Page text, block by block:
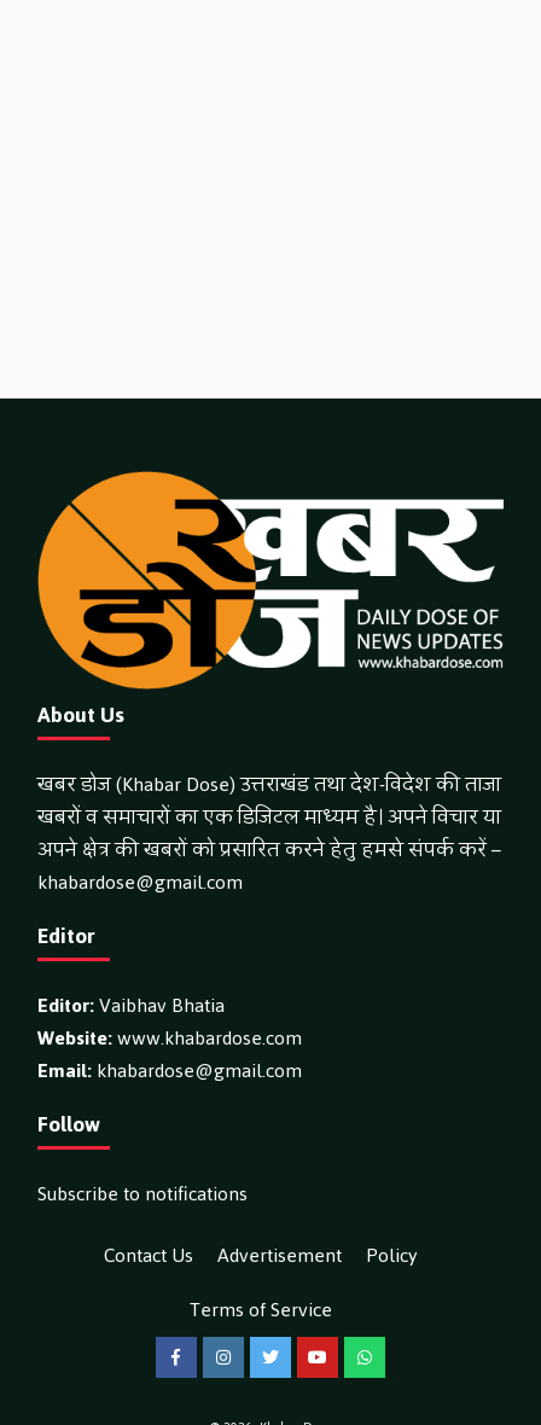
About Us
खबर डोज (Khabar Dose) उत्तराखंड तथा देश-विदेश की ताजा
खबरों व समाचारों का एक डिजिटल माध्यम है। अपने विचार या
अपने क्षेत्र की खबरों को प्रसारित करने हेतु हमसे संपर्क करें –
khabardose@gmail.com
Editor
Editor:Vaibhav Bhatia
Website:www.khabardose.com
Email:khabardose@gmail.com
Follow
Subscribe to notifications
Contact Us
Advertisement
Policy
Terms of Service
FacebookInstagramTwitterYouTubeWhatsApp